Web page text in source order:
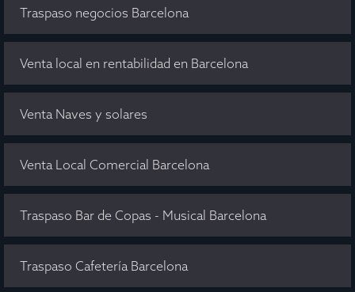
Traspaso negocios Barcelona
Venta local en rentabilidad en Barcelona
Venta Naves y solares
Venta Local Comercial Barcelona
Traspaso Bar de Copas - Musical Barcelona
Traspaso Cafetería Barcelona